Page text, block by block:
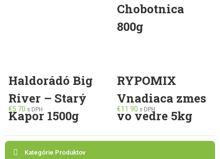
Chobotnica
800g
Haldorádó Big
River – Starý
Kapor 1500g
€5.70 s DPH
RYPOMIX
Vnadiaca zmes
vo vedre 5kg
€11.90 s DPH
This
has
Kategórie Produktov